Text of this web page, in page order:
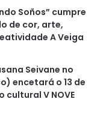
Soños” cumpre
de cor, arte,
A Veiga
Seivane no
encetará o 13 de
V NOVE